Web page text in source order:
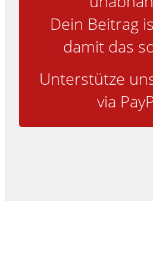
Dein Beitrag
damit das
Unterstütze
via